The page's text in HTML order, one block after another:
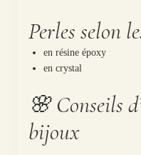
Perles selon
en résine époxy
en crystal
🌸 Conseils
bijoux